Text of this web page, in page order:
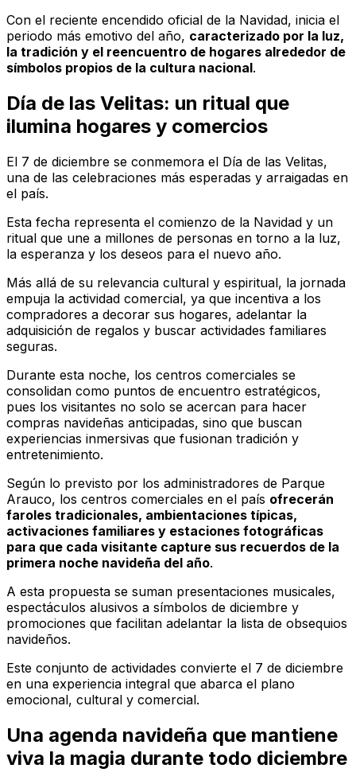
Con el reciente encendido oficial de la Navidad, inicia el
periodo más emotivo del año, caracterizado por la luz,
la tradición y el reencuentro de hogares alrededor de
símbolos propios de la cultura nacional.
Día de las Velitas: un ritual que
ilumina hogares y comercios
El 7 de diciembre se conmemora el Día de las Velitas,
una de las celebraciones más esperadas y arraigadas en
el país.
Esta fecha representa el comienzo de la Navidad y un
ritual que une a millones de personas en torno a la luz,
la esperanza y los deseos para el nuevo año.
Más allá de su relevancia cultural y espiritual, la jornada
empuja la actividad comercial, ya que incentiva a los
compradores a decorar sus hogares, adelantar la
adquisición de regalos y buscar actividades familiares
seguras.
Durante esta noche, los centros comerciales se
consolidan como puntos de encuentro estratégicos,
pues los visitantes no solo se acercan para hacer
compras navideñas anticipadas, sino que buscan
experiencias inmersivas que fusionan tradición y
entretenimiento.
Según lo previsto por los administradores de Parque
Arauco, los centros comerciales en el país ofrecerán
faroles tradicionales, ambientaciones típicas,
activaciones familiares y estaciones fotográficas
para que cada visitante capture sus recuerdos de la
primera noche navideña del año.
A esta propuesta se suman presentaciones musicales,
espectáculos alusivos a símbolos de diciembre y
promociones que facilitan adelantar la lista de obsequios
navideños.
Este conjunto de actividades convierte el 7 de diciembre
en una experiencia integral que abarca el plano
emocional, cultural y comercial.
Una agenda navideña que mantiene
viva la magia durante todo diciembre